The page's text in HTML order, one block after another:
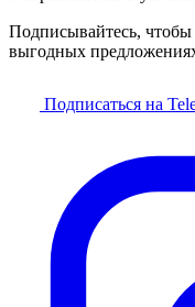
Подписывайтесь,
выгодных
Подписаться на